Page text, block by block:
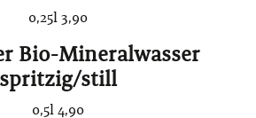
0,25l 3,90
Bio-Mineralwasser
spritzig/still
0,5l 4,90